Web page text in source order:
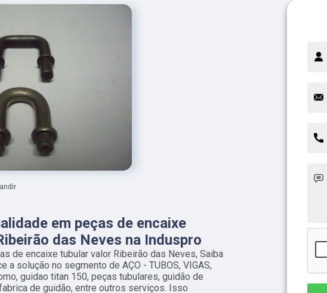
em peças de encaixe
das Neves na Induspro
de encaixe tubular valor Ribeirão das Neves, Saiba
a solução no segmento de AÇO - TUBOS, VIGAS,
guidao titan 150, peças tubulares, guidão de
de guidão, entre outros serviços. Isso